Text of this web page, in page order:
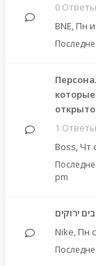
0
BNE, Пн
1
Boss, Чт
pm
ירוקים
Nike, Пн